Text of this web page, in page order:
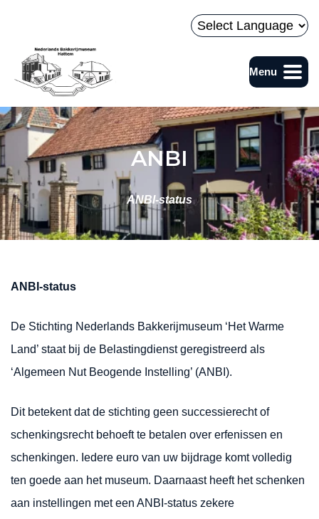
Naar hoofdinhoud
Powered by
Bakkerijmuseum
Menu
ANBI
ANBI-status
ANBI-status
De Stichting Nederlands Bakkerijmuseum ‘Het Warme
Land’ staat bij de Belastingdienst geregistreerd als
‘Algemeen Nut Beogende Instelling’ (ANBI).
Dit betekent dat de stichting geen successierecht of
schenkingsrecht behoeft te betalen over erfenissen en
schenkingen. Iedere euro van uw bijdrage komt volledig
ten goede aan het museum. Daarnaast heeft het schenken
aan instellingen met een ANBI-status zekere